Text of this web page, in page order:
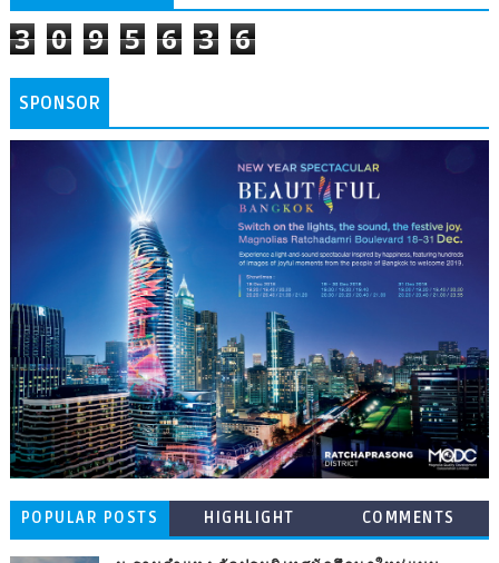
3 0 9 5 6 3 6
SPONSOR
POPULAR POSTS HIGHLIGHT COMMENTS